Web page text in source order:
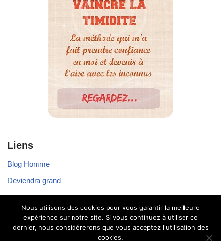
Liens
Blog Homme
Deviendra grand
Stratégie de communication
Voyager seul
Nous utilisons des cookies pour vous garantir la meilleure
expérience sur notre site. Si vous continuez à utiliser ce
dernier, nous considérerons que vous acceptez l'utilisation des
cookies.